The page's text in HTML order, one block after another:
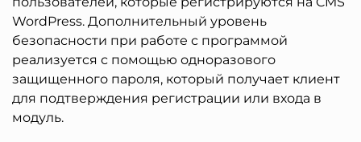
WordPress. Дополнительный уровень
безопасности при работе с программой
реализуется с помощью одноразового
защищенного пароля, который получает клиент
для подтверждения регистрации или входа в
модуль.